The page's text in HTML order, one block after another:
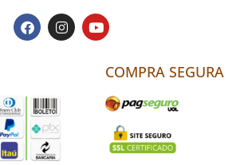
COMPRA SEGURA